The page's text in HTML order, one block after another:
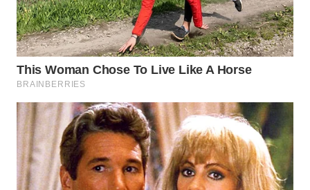
WAHANA
TRAVEL
WAHANA
WAHANANEWS
ID
WAHANANEWS